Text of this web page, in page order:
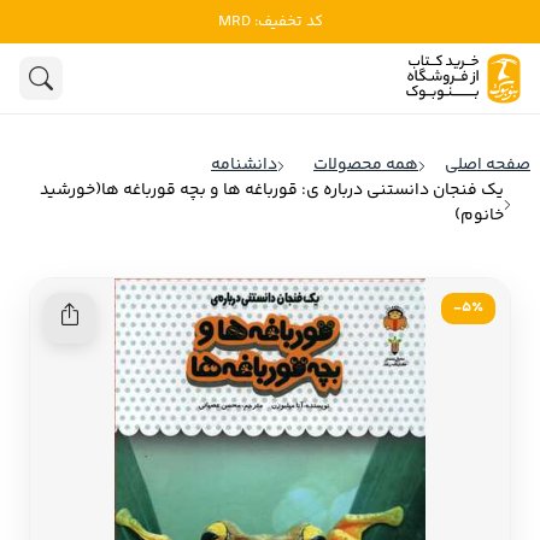
کد تخفیف: MRD
ادبیات
روانشناسی
نشریات
کودک و نوجوان
علوم اجتماعی
ادبیات آمریکا
ادبیات ایتالیا
ادبیات روسیه
ادبیات آمریکای لاتین
ادبیات آلمان
ادبیات ترکیه
ادبیات آسیا
صفحه اصلی همه محصولات
دانشنامه
یک فنجان دانستنی درباره ی: قورباغه ها و بچه قورباغه ها(خورشید
خانوم)
5٪-